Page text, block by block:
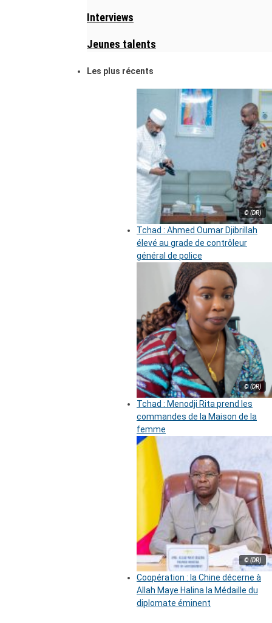
Interviews
Jeunes talents
Les plus récents
© (DR)
Tchad : Ahmed Oumar Djibrillah
élevé au grade de contrôleur
général de police
© (DR)
Tchad : Menodji Rita prend les
commandes de la Maison de la
femme
© (DR)
Coopération : la Chine décerne à
Allah Maye Halina la Médaille du
diplomate éminent